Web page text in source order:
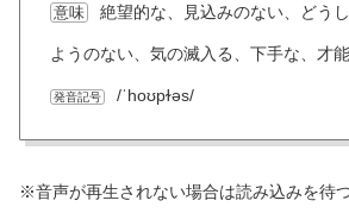
意味 絶望的な、見込みのない、どう
ようのない、気の滅入る、下手な、才
発音記号 /ˈhoʊpɫəs/
※音声が再生されない場合は読み込みを待